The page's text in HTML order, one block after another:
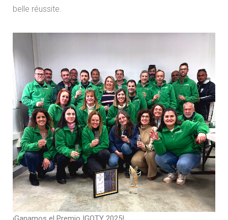
belle réussite.